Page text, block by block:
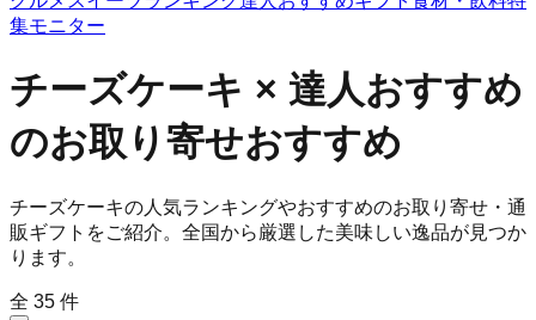
集モニター
チーズケーキ × 達人おすすめ
のお取り寄せおすすめ
チーズケーキの人気ランキングやおすすめのお取り寄せ・通
販ギフトをご紹介。全国から厳選した美味しい逸品が見つか
ります。
全 35 件